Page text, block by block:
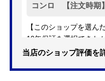
コンロ 【注文時期
【このショップを選ん
10年保証を選択できた
プも有ったが、5年保
当店のショップ評価を